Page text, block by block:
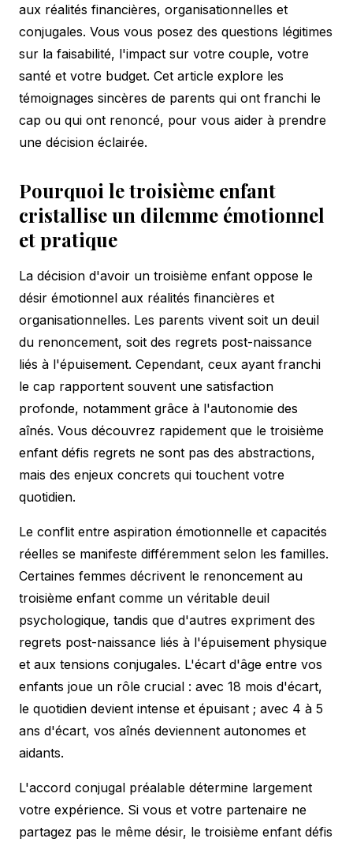
aux réalités financières, organisationnelles et
conjugales. Vous vous posez des questions légitimes
sur la faisabilité, l'impact sur votre couple, votre
santé et votre budget. Cet article explore les
témoignages sincères de parents qui ont franchi le
cap ou qui ont renoncé, pour vous aider à prendre
une décision éclairée.
Pourquoi le troisième enfant
cristallise un dilemme émotionnel
et pratique
La décision d'avoir un troisième enfant oppose le
désir émotionnel aux réalités financières et
organisationnelles. Les parents vivent soit un deuil
du renoncement, soit des regrets post-naissance
liés à l'épuisement. Cependant, ceux ayant franchi
le cap rapportent souvent une satisfaction
profonde, notamment grâce à l'autonomie des
aînés. Vous découvrez rapidement que le troisième
enfant défis regrets ne sont pas des abstractions,
mais des enjeux concrets qui touchent votre
quotidien.
Le conflit entre aspiration émotionnelle et capacités
réelles se manifeste différemment selon les familles.
Certaines femmes décrivent le renoncement au
troisième enfant comme un véritable deuil
psychologique, tandis que d'autres expriment des
regrets post-naissance liés à l'épuisement physique
et aux tensions conjugales. L'écart d'âge entre vos
enfants joue un rôle crucial : avec 18 mois d'écart,
le quotidien devient intense et épuisant ; avec 4 à 5
ans d'écart, vos aînés deviennent autonomes et
aidants.
L'accord conjugal préalable détermine largement
votre expérience. Si vous et votre partenaire ne
partagez pas le même désir, le troisième enfant défis